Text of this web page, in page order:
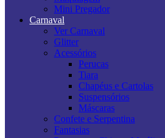
Mini Pregador
Carnaval
Ver Carnaval
Glitter
Acessórios
Perucas
Tiara
Chapéus e Cartolas
Suspensórios
Máscaras
Confete e Serpentina
Fantasias